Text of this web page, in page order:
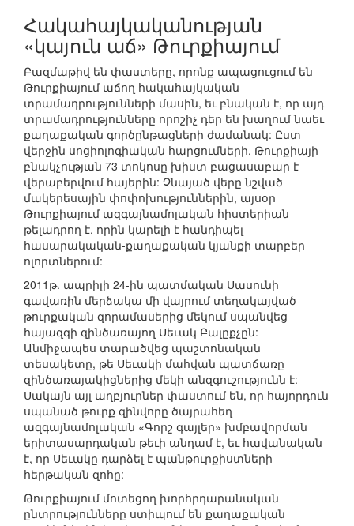
Հակահայկականության
«կայուն աճ» Թուրքիայում
Բազմաթիվ են փաստերը, որոնք ապացուցում են
Թուրքիայում աճող հակահայկական
տրամադրությունների մասին, եւ բնական է, որ այդ
տրամադրությունները որոշիչ դեր են խաղում նաեւ
քաղաքական գործընթացների ժամանակ: Ըստ
վերջին սոցիոլոգիական հարցումների, Թուրքիայի
բնակչության 73 տոկոսը խիստ բացասաբար է
վերաբերվում հայերին: Չնայած վերը նշված
մակերեսային փոփոխություններին, այսօր
Թուրքիայում ազգայնամոլական հիստերիան
թելադրող է, որին կարելի է հանդիպել
հասարակական-քաղաքական կյանքի տարբեր
ոլորտներում:
2011թ. ապրիլի 24-ին պատմական Սասունի
գավառին մերձակա մի վայրում տեղակայված
թուրքական զորամասերից մեկում սպանվեց
հայազգի զինծառայող Սեւակ Բալըքչըն:
Անմիջապես տարածվեց պաշտոնական
տեսակետը, թե Սեւակի մահվան պատճառը
զինծառայակիցներից մեկի անզգուշությունն է:
Սակայն այլ աղբյուրներ փաստում են, որ հայորդուն
սպանած թուրք զինվորը ծայրահեղ
ազգայնամոլական «Գորշ գայլեր» խմբավորման
երիտասարդական թեւի անդամ է, եւ հավանական
է, որ Սեւակը դարձել է պանթուրքիստների
հերթական զոհը:
Թուրքիայում մոտեցող խորհրդարանական
ընտրությունները ստիպում են քաղաքական